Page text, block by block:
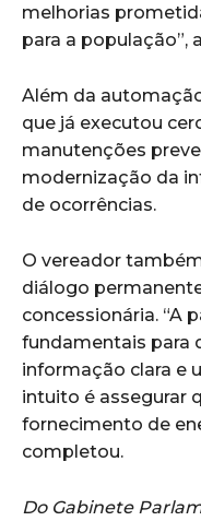
melhorias
para a população”,
Além da
que já executou
manutenções
modernização da
de ocorrências.
O vereador
diálogo
concessionária. “A
fundamentais para
informação clara e
intuito é assegurar
fornecimento de
completou.
Do Gabinete